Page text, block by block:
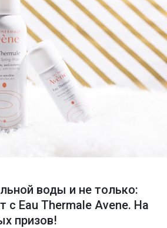
воды и не только:
с Eau Thermale Avene. На
призов!